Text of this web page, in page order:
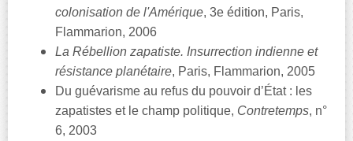
colonisation de l'Amérique, 3e édition, Paris,
Flammarion, 2006
La Rébellion zapatiste. Insurrection indienne et
résistance planétaire, Paris, Flammarion, 2005
Du guévarisme au refus du pouvoir d’État : les
zapatistes et le champ politique, Contretemps, n°
6, 2003